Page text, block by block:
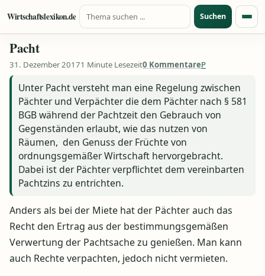
Zum Inhalt springen
Wirtschaftslexikon.de
Suche nach:
Suchen
Pacht
31. Dezember 20171 Minute Lesezeit0 KommentareP
Unter Pacht versteht man eine Regelung zwischen
Pächter und Verpächter die dem Pächter nach § 581
BGB während der Pachtzeit den Gebrauch von
Gegenständen erlaubt, wie das nutzen von
Räumen, den Genuss der Früchte von
ordnungsgemäßer Wirtschaft hervorgebracht.
Dabei ist der Pächter verpflichtet dem vereinbarten
Pachtzins zu entrichten.
Anders als bei der Miete hat der Pächter auch das
Recht den Ertrag aus der bestimmungsgemäßen
Verwertung der Pachtsache zu genießen. Man kann
auch Rechte verpachten, jedoch nicht vermieten.